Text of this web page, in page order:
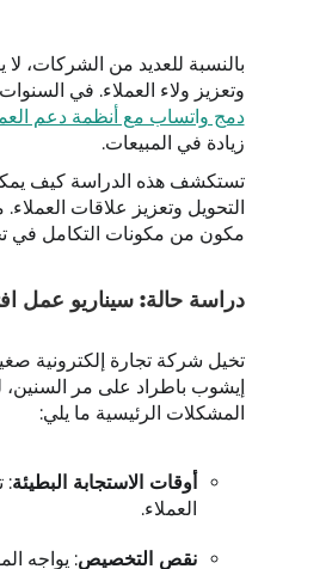
بالنسبة للعديد من الشركات،
وتعزيز ولاء العملاء. في
دمج واتساب مع أنظمة دعم
زيادة في المبيعات.
تستكشف هذه الدراسة كيف
التحويل وتعزيز علاقات
مكون من مكونات التكامل في
دراسة حالة: سيناريو عمل
تخيل شركة تجارة إلكترونية
إيشوب باطراد على مر
المشكلات الرئيسية ما يلي:
أوقات الاستجابة البطيئة:
العملاء.
نقص التخصيص: يواجه